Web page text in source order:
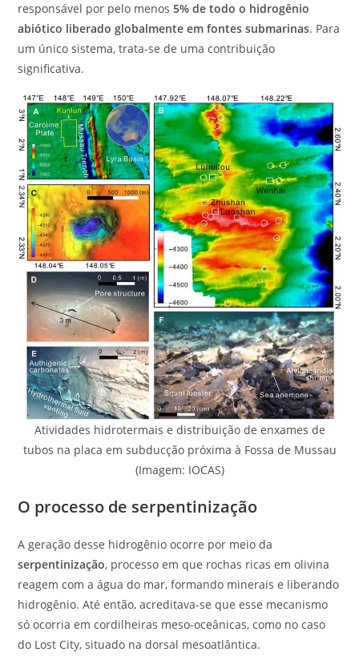
responsável por pelo menos5% de todo o hidrogênio
abiótico liberado globalmente em fontes submarinas. Para
um único sistema, trata-se de uma contribuição
significativa.
Atividades hidrotermais e distribuição de enxames de
tubos na placa em subducção próxima à Fossa de Mussau
(Imagem: IOCAS)
O processo de serpentinização
A geração desse hidrogênio ocorre por meio da
serpentinização, processo em que rochas ricas em olivina
reagem com a água do mar, formando minerais e liberando
hidrogênio. Até então, acreditava-se que esse mecanismo
só ocorria em cordilheiras meso-oceânicas, como no caso
do Lost City, situado na dorsal mesoatlântica.